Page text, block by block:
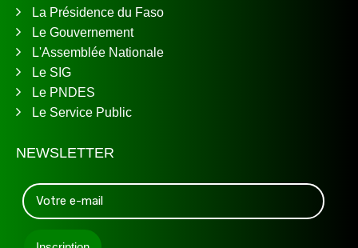
La Présidence du Faso
Le Gouvernement
L'Assemblée Nationale
Le SIG
Le PNDES
Le Service Public
NEWSLETTER